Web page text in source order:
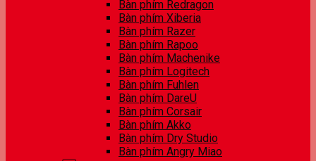
Bàn phím Redragon
Bàn phím Xiberia
Bàn phím Razer
Bàn phím Rapoo
Bàn phím Machenike
Bàn phím Logitech
Bàn phím Fuhlen
Bàn phím DareU
Bàn phím Corsair
Bàn phím Akko
Bàn phím Dry Studio
Bàn phím Angry Miao